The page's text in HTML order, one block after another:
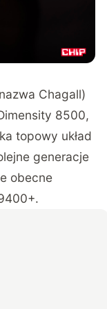
Chagall)
8500,
topowy układ
generacje
obecne